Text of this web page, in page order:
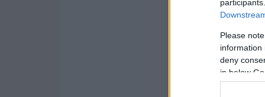
Please
information
deny
in below